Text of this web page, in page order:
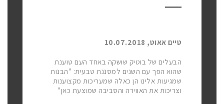
טיים אאוט, 10.07.2018
הבעלים של בוטיק שושקה באחד העם טוענת
שהוא הפך עם השנים למסננת טבעית: "הבנות
שמגיעות אלינו הן כאלה שמעריכות מקצוענות
וצריכות את האווירה והסביבה שמוצעת כאן"